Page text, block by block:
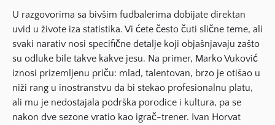
U razgovorima sa bivšim fudbalerima dobijate direktan
uvid u živote iza statistika. Vi ćete često čuti slične teme, ali
svaki narativ nosi specifične detalje koji objašnjavaju zašto
su odluke bile takve kakve jesu. Na primer, Marko Vuković
iznosi prizemljenu priču: mlad, talentovan, brzo je otišao u
niži rang u inostranstvu da bi stekao profesionalnu platu,
ali mu je nedostajala podrška porodice i kultura, pa se
nakon dve sezone vratio kao igrač-trener. Ivan Horvat